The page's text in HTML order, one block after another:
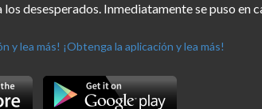
los desesperados. Inmediatamente se puso en
y lea más! ¡Obtenga la aplicación y lea más!